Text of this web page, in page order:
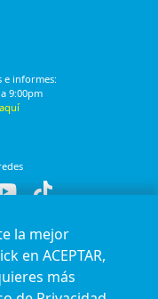
e informes:
9:00pm
la mejor
en ACEPTAR,
más